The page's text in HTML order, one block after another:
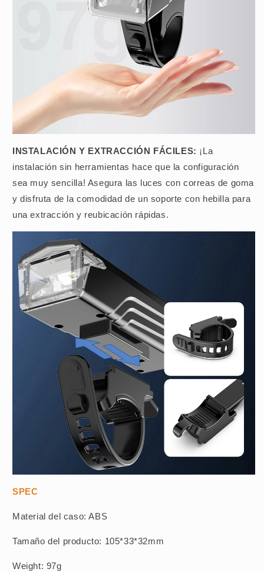
INSTALACIÓN Y EXTRACCIÓN FÁCILES: ¡La
instalación sin herramientas hace que la configuración
sea muy sencilla! Asegura las luces con correas de goma
y disfruta de la comodidad de un soporte con hebilla para
una extracción y reubicación rápidas.
SPEC
Material del caso: ABS
Tamaño del producto: 105*33*32mm
Weight: 97g